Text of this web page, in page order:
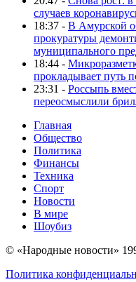
случаев
18:37 - В Амурской
прокуратуры
муниципального
18:44 -
прокладывает путь
23:31 - Россыпь
переосмыслили
Главная
Общество
Политика
Финансы
Техника
Спорт
Новости
В мире
Шоубиз
© «Народные новости»
Политика